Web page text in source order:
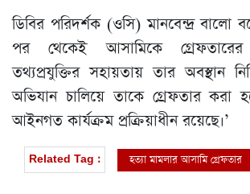
ডিবির পরিদর্শক (ওসি) মানবেন্দ্র বালো
পর থেকেই আসামিকে গ্রেফতারের
তথ্যপ্রযুক্তির সহায়তায় তার অবস্থান
অভিযান চালিয়ে তাকে গ্রেফতার করা
আইনগত কার্যক্রম প্রক্রিয়াধীন রয়েছে।’
Related Tag : হত্যা মামলার আসামি গ্রেফতার